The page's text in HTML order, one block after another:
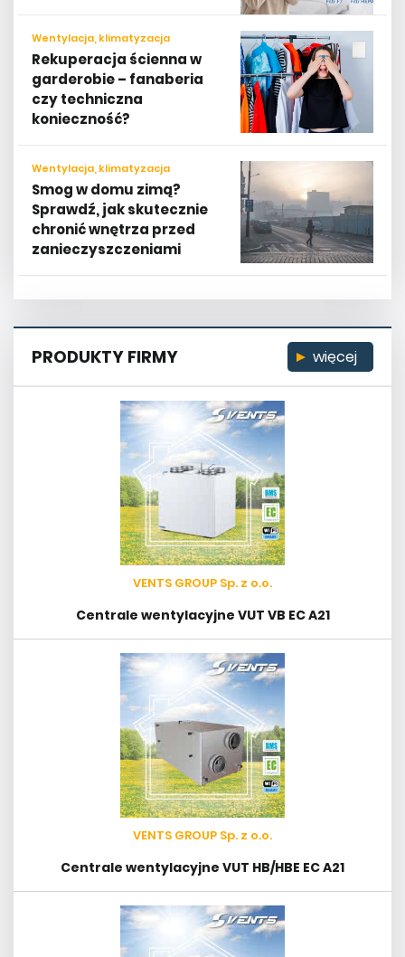
Wentylacja, klimatyzacja
Rekuperacja ścienna w
garderobie – fanaberia
czy techniczna
konieczność?
Wentylacja, klimatyzacja
Smog w domu zimą?
Sprawdź, jak skutecznie
chronić wnętrza przed
zanieczyszczeniami
PRODUKTY FIRMY więcej
VENTS GROUP Sp. z o.o.
Centrale wentylacyjne VUT VB EC A21
VENTS GROUP Sp. z o.o.
Centrale wentylacyjne VUT HB/HBE EC A21